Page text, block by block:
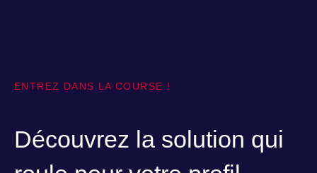
ENTREZ DANS LA COURSE !
Découvrez la solution qui